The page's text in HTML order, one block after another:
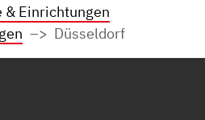
& Einrichtungen
Düsseldorf